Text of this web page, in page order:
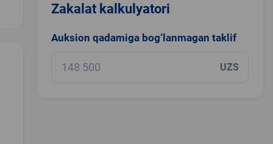
Zakalat kalkulyatori
Auksion qadamiga bog‘lanmagan taklif
UZS